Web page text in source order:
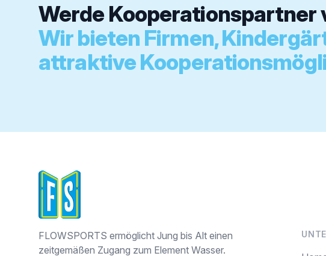
Werde Kooperationspartner
Wir bieten Firmen,
attraktive
FLOWSPORTS ermöglicht Jung bis Alt einen
zeitgemäßen Zugang zum Element Wasser.